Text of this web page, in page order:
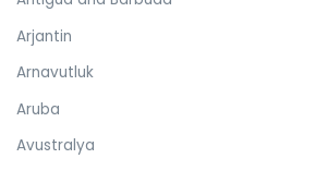
Arjantin
Arnavutluk
Aruba
Avustralya